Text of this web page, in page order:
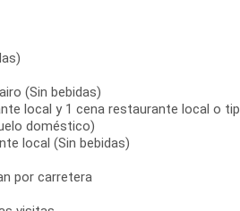
(Sin bebidas)
local y 1 cena restaurante local o
doméstico)
local (Sin bebidas)
por carretera